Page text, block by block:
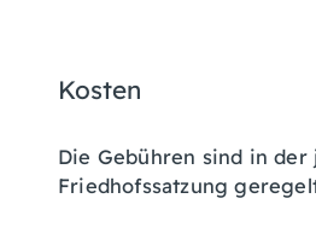
Kosten
Die Gebühren sind in der
Friedhofssatzung